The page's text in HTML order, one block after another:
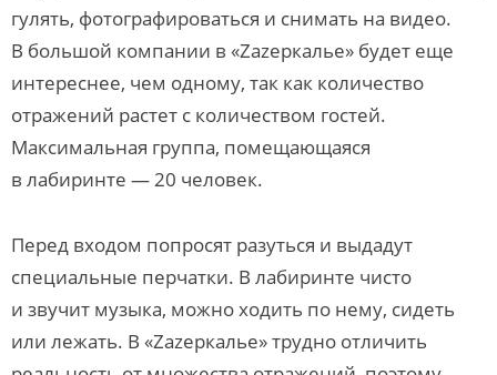
гулять, фотографироваться и снимать на видео.
В большой компании в «Zazеркалье» будет еще
интереснее, чем одному, так как количество
отражений растет с количеством гостей.
Максимальная группа, помещающаяся
в лабиринте — 20 человек.
Перед входом попросят разуться и выдадут
специальные перчатки. В лабиринте чисто
и звучит музыка, можно ходить по нему, сидеть
или лежать. В «Zazеркалье» трудно отличить